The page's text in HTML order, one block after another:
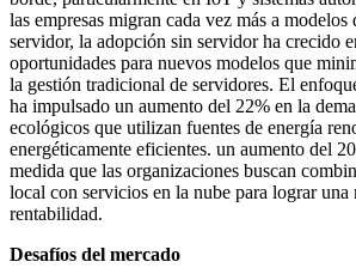
las empresas migran cada vez más a
servidor, la adopción sin servidor ha crecido
oportunidades para nuevos modelos que
la gestión tradicional de servidores. El
ha impulsado un aumento del 22% en la
ecológicos que utilizan fuentes de energía
energéticamente eficientes. un aumento del
medida que las organizaciones buscan
local con servicios en la nube para lograr
rentabilidad.
Desafíos del mercado